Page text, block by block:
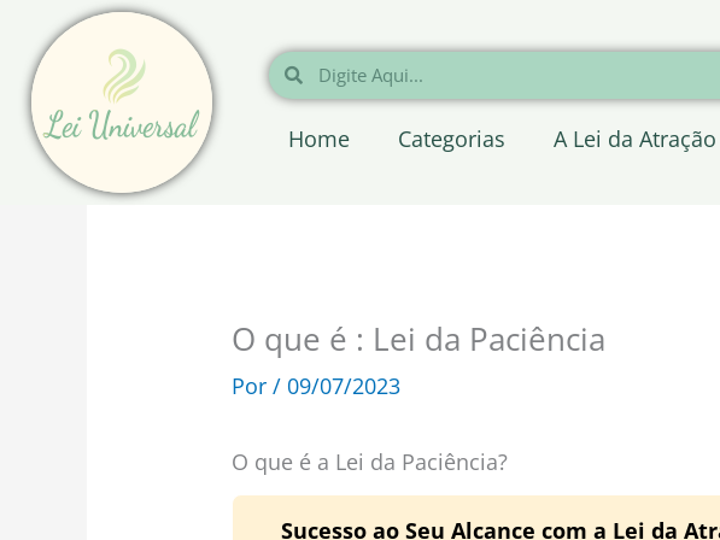
para
conteúdo
Pesquisar
Pesquisar
Home Categorias A Lei da
O que é : Lei da Paciência
Por/ 09/07/2023
O que é a Lei da Paciência?
Sucesso ao Seu Alcance com a Lei da